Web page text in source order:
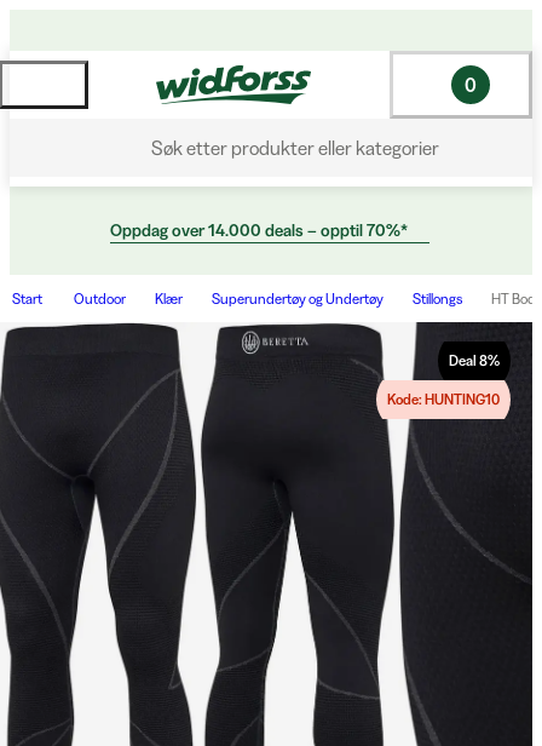
Søk etter produkter eller kategorier
0
Oppdag over 14.000 deals – opptil 70%*
Start Outdoor Klær Superundertøy og Undertøy Stillongs HT
Deal 8%
Kode: HUNTING10